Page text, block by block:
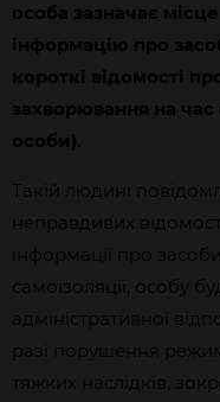
особа зазначає місце
інформацію про
короткі відомості
захворювання на час
особи)
Такій людині
неправдивих
інформації про
самоізоляції, особу
адміністративної
разі порушення
тяжких наслідків,